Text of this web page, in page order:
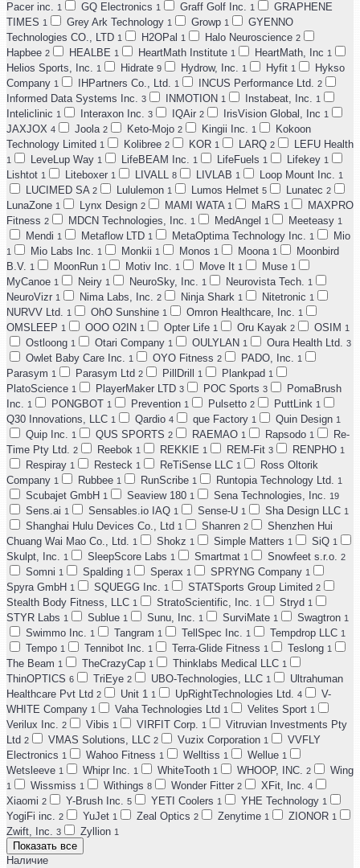
Pacer inc. 1 GQ Electronics 1 Graff Golf Inc. 1
GRAPHENE
TIMES 1 Grey Ark Technology 1 Growp 1
GYENNO
Technologies CO., LTD 1 H2OPal 1 Halo Neuroscience 2
Hapbee 2 HEALBE 1 HeartMath Institute 1 HeartMath, Inc 1
Helios Sports, Inc. 1 Hidrate 9 Hydrow, Inc. 1 Hyfit 1
Hykso
Company 1 IHPartners Co., Ltd. 1 INCUS Performance Ltd. 2
Informed Data Systems Inc. 3 INMOTION 1 Instabeat, Inc. 1
Inteliclinic 1 Interaxon Inc. 3 IQAir 2 IrisVision Global, Inc 1
JAXJOX 4 Joola 2 Keto-Mojo 2 Kingii Inc. 1
Kokoon
Technology Limited 1 Kolibree 2 KOR 1 LARQ 2 LEFU Health
1 LeveLup Way 1 LifeBEAM Inc. 1 LifeFuels 1 Lifekey 1
Lishtot 1 Liteboxer 1 LIVALL 8 LIVLAB 1 Loop Mount Inc. 1
LUCIMED SA 2 Lululemon 1 Lumos Helmet 5 Lunatec 2
LunaZone 1 Lynx Design 2 MAMI WATA 1 MaRS 1
MAXPRO
Fitness 2 MDCN Technologies, Inc. 1 MedAngel 1 Meeteasy 1
Mendi 1 Metaflow LTD 1 MetaOptima Technology Inc. 1 Mio
1 Mio Labs Inc. 1 Monkii 1 Monos 1 Moona 1
Moonbird
B.V. 1 MoonRun 1 Motiv Inc. 1 Move It 1 Muse 1
MyCanoe 1 Neiry 1 NeuroSky, Inc. 1 Neurovista Tech. 1
NeuroVizr 1 Nima Labs, Inc. 2 Ninja Shark 1 Nitetronic 1
NURVV Ltd. 1 OhO Sunshine 1 Omron Healthcare, Inc. 1
OMSLEEP 1 OOO O2IN 1 Opter Life 1 Oru Kayak 2 OSIM 1
Ostloong 1 Otari Company 1 OULYLAN 1 Oura Health Ltd. 3
Owlet Baby Care Inc. 1 OYO Fitness 2 PADO, Inc. 1
Parasym 1 Parasym Ltd 2 PillDrill 1 Plankpad 1
PlatoScience 1 PlayerMaker LTD 3 POC Sports 3
PomaBrush
Inc. 1 PONGBOT 1 Prevention 1 Pulsetto 2 PuttLink 1
Q30 Innovations, LLC 1 Qardio 4 que Factory 1 Quin Design 1
Quip Inc. 1 QUS SPORTS 2 RAEMAO 1 Rapsodo 1
Re-
Time Pty Ltd. 2 Reebok 1 REKKIE 1 REM-Fit 3 RENPHO 1
Respiray 1 Resteck 1 ReTiSense LLC 1
Ross Oltorik
Company 1 Rubbee 1 RunScribe 1 Runtopia Technology Ltd. 1
Scubajet GmbH 1 Seaview 180 1 Sena Technologies, Inc. 19
Sens.ai 1 Sensables.io IAQ 1 Sense-U 1 Sha Design LLC 1
Shanghai Hulu Devices Co., Ltd 1 Shanren 2
Shenzhen Hui
Chuang Wai Mao Co., Ltd. 1 Shokz 1 Simple Matters 1 SiQ 1
Skulpt, Inc. 1 SleepScore Labs 1 Smartmat 1 Snowfeet s.r.o. 2
Somni 1 Spalding 1 Sperax 1 SPRYNG Company 1
Spyra GmbH 1 SQUEGG Inc. 1 STATSports Group Limited 2
Stealth Body Fitness, LLC 1 StratoScientific, Inc. 1 Stryd 1
STYR Labs 1 Sublue 1 Sunu, Inc. 1 SurviMate 1 Swagtron 1
Swimmo Inc. 1 Tangram 1 TellSpec Inc. 1 Tempdrop LLC 1
Tempo 1 Tennibot Inc. 1 Terra-Glide Fitness 1 Teslong 1
The Beam 1 TheCrazyCap 1 Thinklabs Medical LLC 1
ThinOPTICS 6 TriEye 2 UBO-Technologies, LLC 1
Ultrahuman
Healthcare Pvt Ltd 2 Unit 1 1 UpRightTechnologies Ltd. 4
V-
WHITE Company 1 Vaha Technologies Ltd 1 Velites Sport 1
Verilux Inc. 2 Vibis 1 VIRFIT Corp. 1
Vitruvian Investments Pty
Ltd 2 VMAS Solutions, LLC 2 Vuzix Corporation 1
VVFLY
Electronics 1 Wahoo Fitness 1 Welltiss 1 Wellue 1
Wetsleeve 1 Whipr Inc. 1 WhiteTooth 1 WHOOP, INC. 2 Wing
1 Wissmiss 1 Withings 8 Wonder Fitter 2 XFit, Inc. 4
Xiaomi 2 Y-Brush Inc. 5 YETI Coolers 1 YHE Technology 1
YogiFi inc. 2 YuJet 1 Zeal Optics 2 Zenytime 1 ZIONOR 1
Zwift, Inc. 3 Zyllion 1
Показать все
Наличие